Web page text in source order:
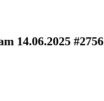
14.06.2025 #2756